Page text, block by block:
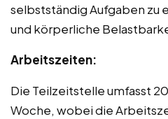
selbstständig Aufgaben zu
und körperliche
Arbeitszeiten:
Die Teilzeitstelle umfasst
Woche, wobei die